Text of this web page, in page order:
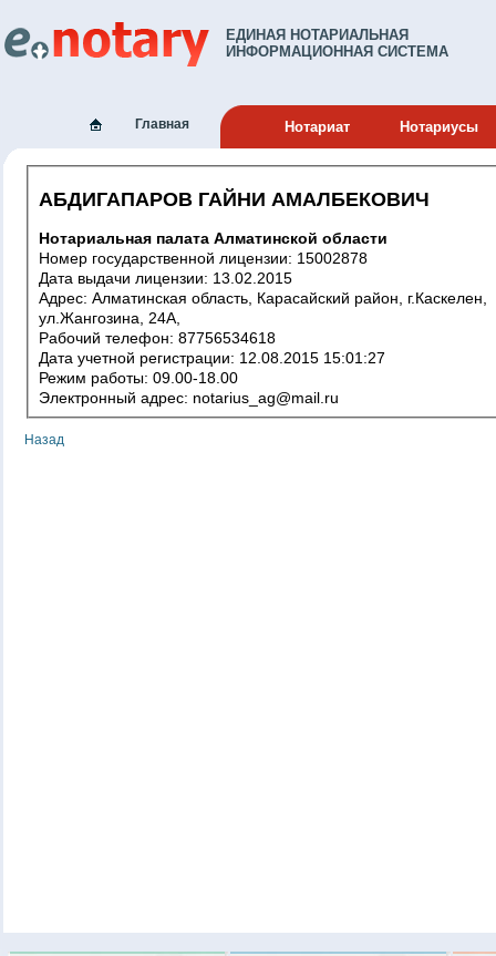
ЕДИНАЯ НОТАРИАЛЬНАЯ
ИНФОРМАЦИОННАЯ СИСТЕМА
Главная Нотариат Нотариусы
АБДИГАПАРОВ ГАЙНИ АМАЛБЕКОВИЧ
Нотариальная палата Алматинской области
Номер государственной лицензии: 15002878
Дата выдачи лицензии: 13.02.2015
Адрес: Алматинская область, Карасайский район, г.Каскелен,
ул.Жангозина, 24А,
Рабочий телефон: 87756534618
Дата учетной регистрации: 12.08.2015 15:01:27
Режим работы: 09.00-18.00
Электронный адрес: notarius_ag@mail.ru
Назад